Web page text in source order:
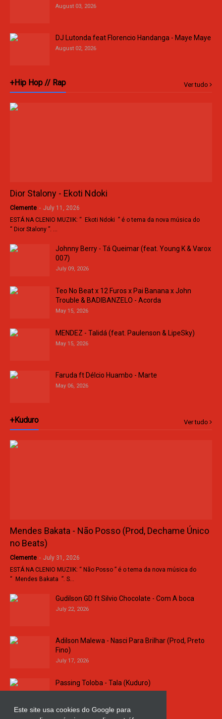
Este site usa cookies do Google para
August 03, 2026
DJ Lutonda feat Florencio Handanga - Maye Maye
August 02, 2026
+Hip Hop // Rap Ver tudo
Dior Stalony - Ekoti Ndoki
Clemente - July 11, 2026
ESTÁ NA CLENIO MUZIIK: “ Ekoti Ndoki ” é o tema da nova música do
“ Dior Stalony ”. …
Johnny Berry - Tá Queimar (feat. Young K & Varox
007)
July 09, 2026
Teo No Beat x 12 Furos x Pai Banana x John
Trouble & BADIBANZELO - Acorda
May 15, 2026
MENDEZ - Talidá (feat. Paulenson & LipeSky)
May 15, 2026
Faruda ft Délcio Huambo - Marte
May 06, 2026
+Kuduro Ver tudo
Mendes Bakata - Não Posso (Prod, Dechame Único
no Beats)
Clemente - July 31, 2026
ESTÁ NA CLENIO MUZIIK: “ Não Posso ” é o tema da nova música do
“ Mendes Bakata ”. S…
Gudilson GD ft Silvio Chocolate - Com A boca
July 22, 2026
Adilson Malewa - Nasci Para Brilhar (Prod, Preto
Fino)
July 17, 2026
Passing Toloba - Tala (Kuduro)